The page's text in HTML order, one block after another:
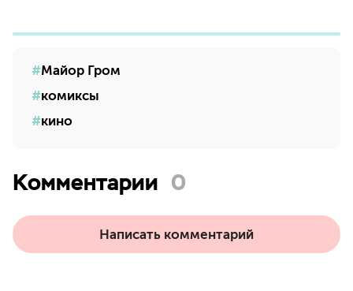
Майор Гром
комиксы
кино
Комментарии 0
Написать комментарий